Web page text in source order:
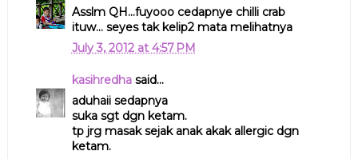
Asslm QH...fuyooo cedapnye chilli crab
ituw... seyes tak kelip2 mata melihatnya
July 3, 2012 at 4:57 PM
kasihredhasaid...
aduhaii sedapnya
suka sgt dgn ketam.
tp jrg masak sejak anak akak allergic dgn
ketam.